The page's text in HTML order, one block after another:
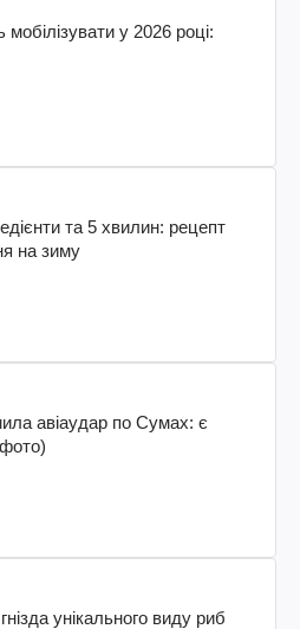
мобілізувати у 2026 році:
та 5 хвилин: рецепт
на зиму
авіаудар по Сумах: є
унікального виду риб